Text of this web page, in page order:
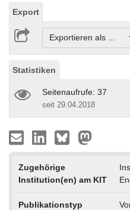
Export
Exportieren als ...
Statistiken
Seitenaufrufe: 37
seit 29.04.2018
Zugehörige
Institution(en) am KIT
Publikationstyp